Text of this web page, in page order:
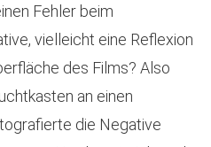
Fehler beim
vielleicht eine Reflexion
des Films? Also
an einen
die Negative